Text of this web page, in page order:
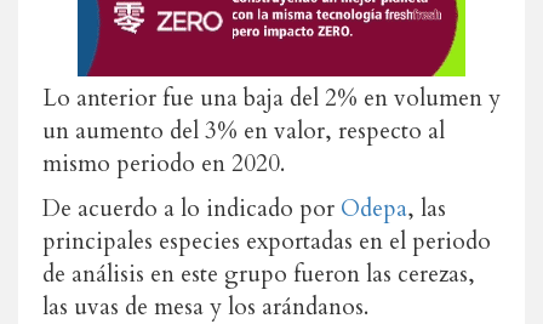
Lo anterior fue una baja del 2% en volumen y
un aumento del 3% en valor, respecto al
mismo periodo en 2020.
De acuerdo a lo indicado por Odepa, las
principales especies exportadas en el periodo
de análisis en este grupo fueron las cerezas,
las uvas de mesa y los arándanos.